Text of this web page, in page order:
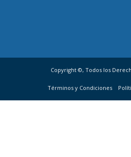
Copyright ©, Todos los
Términos y Condiciones